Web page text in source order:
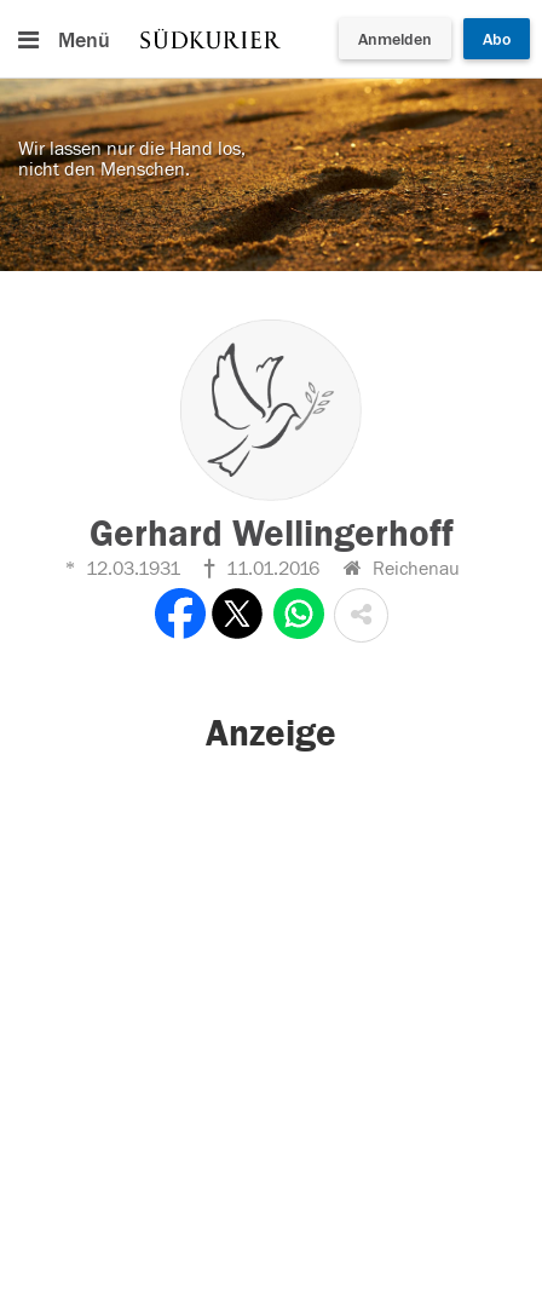
Menü Anmelden Abo
Wir lassen nur die Hand los,
nicht den Menschen.
Gerhard Wellingerhoff
12.03.1931 11.01.2016 Reichenau
Anzeige